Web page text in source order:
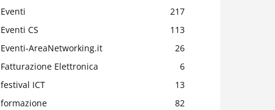
Eventi
217
Eventi CS
113
Eventi-AreaNetworking.it
26
Fatturazione Elettronica
6
festival ICT
13
formazione
82